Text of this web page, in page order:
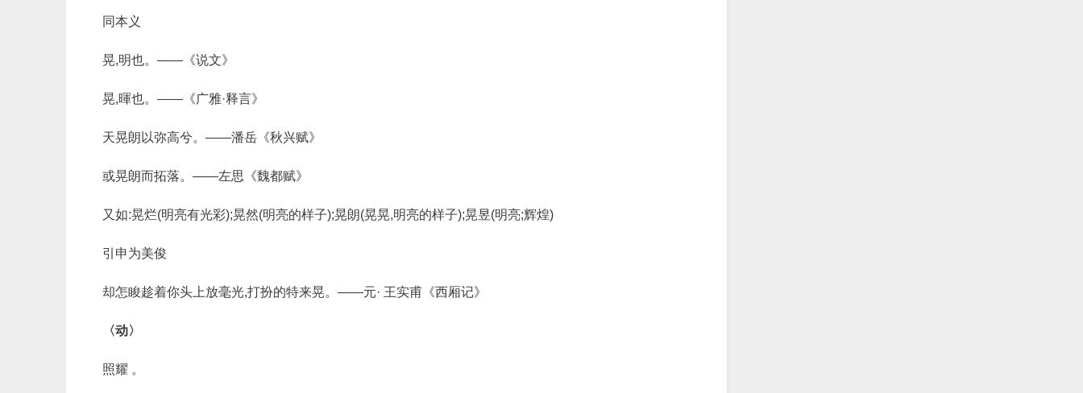
同本义
晃,明也。——《说文》
晃,暉也。——《广雅·释言》
天晃朗以弥高兮。——潘岳《秋兴赋》
或晃朗而拓落。——左思《魏都赋》
又如:晃烂(明亮有光彩);晃然(明亮的样子);晃朗(晃晃,明亮的样子);晃昱(明亮;辉煌)
引申为美俊
却怎睃趁着你头上放毫光,打扮的特来晃。——元· 王实甫《西厢记》
〈动〉
照耀 。